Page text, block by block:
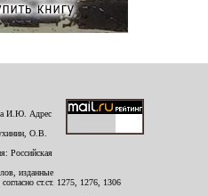
И.Ю. Адрес
О.В.
Российская
изданные
ст.ст. 1275, 1276, 1306